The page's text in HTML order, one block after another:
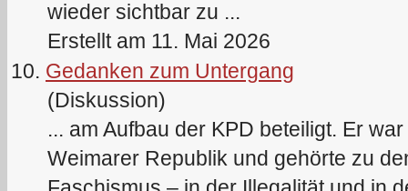
wieder sichtbar zu ...
Erstellt am 11. Mai 2026
10. Gedanken zum Untergang
(Diskussion)
... am Aufbau der KPD beteiligt. Er
Weimarer Republik und gehörte zu